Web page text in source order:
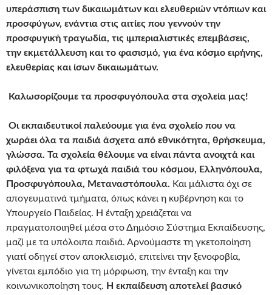
υπεράσπιση των δικαιωμάτων και ελευθεριών ντόπιων και
προσφύγων, ενάντια στις αιτίες που γεννούν την
προσφυγική τραγωδία, τις ιμπεριαλιστικές επεμβάσεις,
την εκμετάλλευση και το φασισμό, για ένα κόσμο ειρήνης,
ελευθερίας και ίσων δικαιωμάτων.
Καλωσορίζουμε τα προσφυγόπουλα στα σχολεία μας!
Οι εκπαιδευτικοί παλεύουμε για ένα σχολείο που να
χωράει όλα τα παιδιά άσχετα από εθνικότητα, θρήσκευμα,
γλώσσα. Τα σχολεία θέλουμε να είναι πάντα ανοιχτά και
φιλόξενα για τα φτωχά παιδιά του κόσμου, Ελληνόπουλα,
Προσφυγόπουλα, Μεταναστόπουλα. Και μάλιστα όχι σε
απογευματινά τμήματα, όπως κάνει η κυβέρνηση και το
Υπουργείο Παιδείας. Η ένταξη χρειάζεται να
πραγματοποιηθεί μέσα στο Δημόσιο Σύστημα Εκπαίδευσης,
μαζί με τα υπόλοιπα παιδιά. Αρνούμαστε τη γκετοποίηση
γιατί οδηγεί στον αποκλεισμό, επιτείνει την ξενοφοβία,
γίνεται εμπόδιο για τη μόρφωση, την ένταξη και την
κοινωνικοποίηση τους. Η εκπαίδευση αποτελεί βασικό